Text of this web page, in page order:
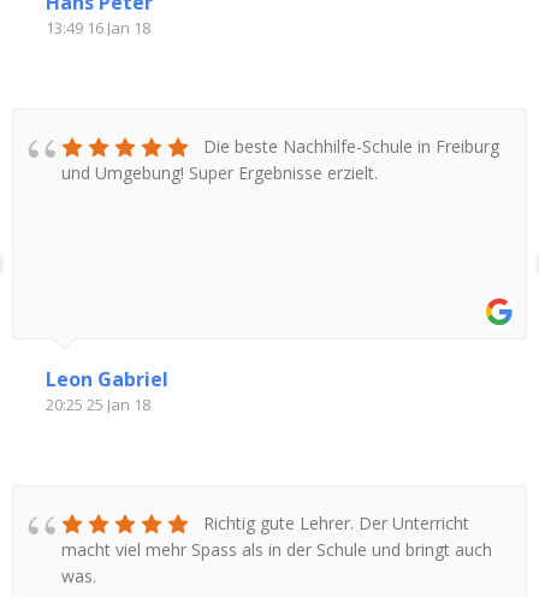
13:49 16 Jan 18
Die beste Nachhilfe-Schule in Freiburg
und Umgebung! Super Ergebnisse erzielt.
Leon Gabriel
20:25 25 Jan 18
Richtig gute Lehrer. Der Unterricht
macht viel mehr Spass als in der Schule und bringt auch
was.